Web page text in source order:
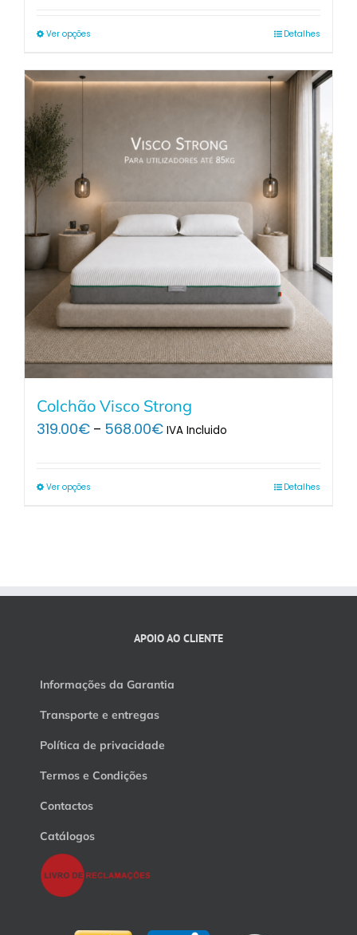
Ver opções Detalhes
Colchão Visco Strong
319.00€ – 568.00€Price
IVA Incluido
Ver opções Detalhes
APOIO AO CLIENTE
Informações da Garantia
Transporte e entregas
Política de privacidade
Termos e Condições
Contactos
Catálogos